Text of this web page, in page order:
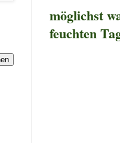
möglichst
feuchten